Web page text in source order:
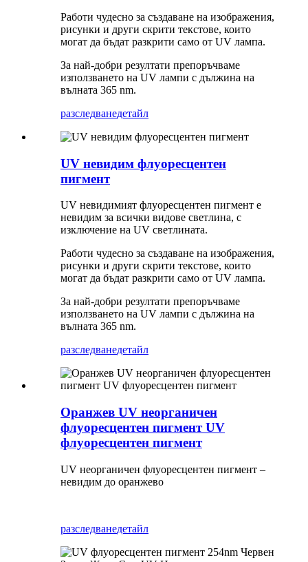
Работи чудесно за създаване на изображения,
рисунки и други скрити текстове, които
могат да бъдат разкрити само от UV лампа.
За най-добри резултати препоръчваме
използването на UV лампи с дължина на
вълната 365 nm.
разследванедетайл
UV невидим флуоресцентен
пигмент
UV невидимият флуоресцентен пигмент е
невидим за всички видове светлина, с
изключение на UV светлината.
Работи чудесно за създаване на изображения,
рисунки и други скрити текстове, които
могат да бъдат разкрити само от UV лампа.
За най-добри резултати препоръчваме
използването на UV лампи с дължина на
вълната 365 nm.
разследванедетайл
Оранжев UV неорганичен
флуоресцентен пигмент UV
флуоресцентен пигмент
UV неорганичен флуоресцентен пигмент –
невидим до оранжево
разследванедетайл